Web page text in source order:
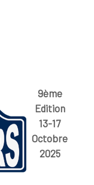
9ème
Edition
13-17
Octobre
2025